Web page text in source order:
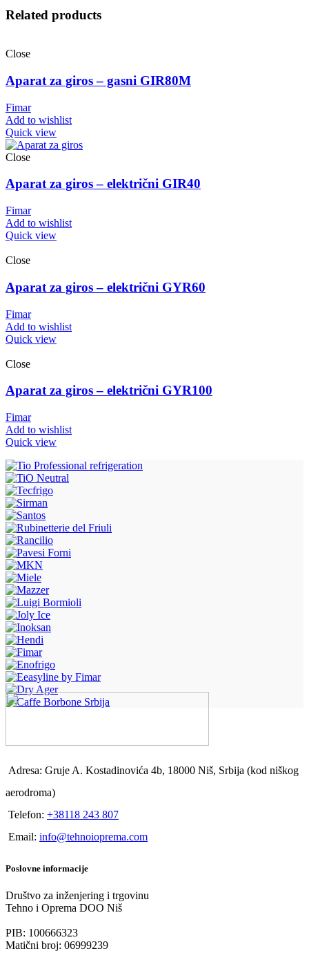
Related products
Close
Aparat za giros – gasni GIR80M
Fimar
Add to wishlist
Quick view
Close
Aparat za giros – električni GIR40
Fimar
Add to wishlist
Quick view
Close
Aparat za giros – električni GYR60
Fimar
Add to wishlist
Quick view
Close
Aparat za giros – električni GYR100
Fimar
Add to wishlist
Quick view
Adresa: Gruje A. Kostadinovića 4b, 18000 Niš, Srbija (kod niškog
aerodroma)
Telefon: +38118 243 807
Email: info@tehnoioprema.com
Poslovne informacije
Društvo za inženjering i trgovinu
Tehno i Oprema DOO Niš
PIB: 100666323
Matični broj: 06999239